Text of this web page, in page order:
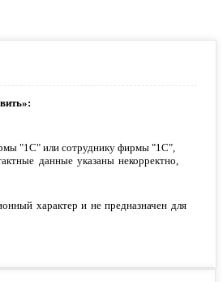
"1С" или сотруднику фирмы "1С",
данные указаны некорректно,
характер и не предназначен для